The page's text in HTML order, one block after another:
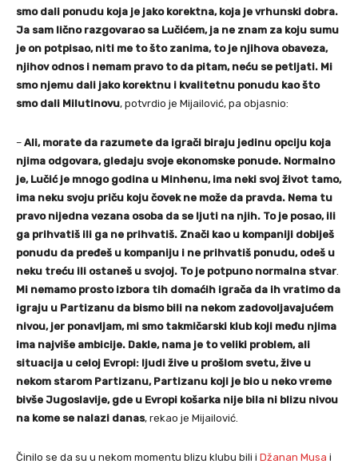
smo dali ponudu koja je jako korektna, koja je vrhunski dobra.
Ja sam lično razgovarao sa Lučićem, ja ne znam za koju sumu
je on potpisao, niti me to što zanima, to je njihova obaveza,
njihov odnos i nemam pravo to da pitam, neću se petljati. Mi
smo njemu dali jako korektnu i kvalitetnu ponudu kao što
smo dali Milutinovu, potvrdio je Mijailović, pa objasnio:
– Ali, morate da razumete da igrači biraju jedinu opciju koja
njima odgovara, gledaju svoje ekonomske ponude. Normalno
je, Lučić je mnogo godina u Minhenu, ima neki svoj život tamo,
ima neku svoju priču koju čovek ne može da pravda. Nema tu
pravo nijedna vezana osoba da se ljuti na njih. To je posao, ili
ga prihvatiš ili ga ne prihvatiš. Znači kao u kompaniji dobiješ
ponudu da pređeš u kompaniju i ne prihvatiš ponudu, odeš u
neku treću ili ostaneš u svojoj. To je potpuno normalna stvar
Mi nemamo prosto izbora tih domaćih igrača da ih vratimo da
igraju u Partizanu da bismo bili na nekom zadovoljavajućem
nivou, jer ponavljam, mi smo takmičarski klub koji među njima
ima najviše ambicije. Dakle, nama je to veliki problem, ali
situacija u celoj Evropi: ljudi žive u prošlom svetu, žive u
nekom starom Partizanu, Partizanu koji je bio u neko vreme
bivše Jugoslavije, gde u Evropi košarka nije bila ni blizu nivou
na kome se nalazi danas, rekao je Mijailović.
Činilo se da su u nekom momentu blizu klubu bili i Džanan Musa i